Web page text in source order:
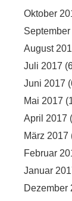
Oktober
August
Juli 2017
Juni 2017
Mai 2017
April 2017
März 2017
Februar
Januar
Dezember